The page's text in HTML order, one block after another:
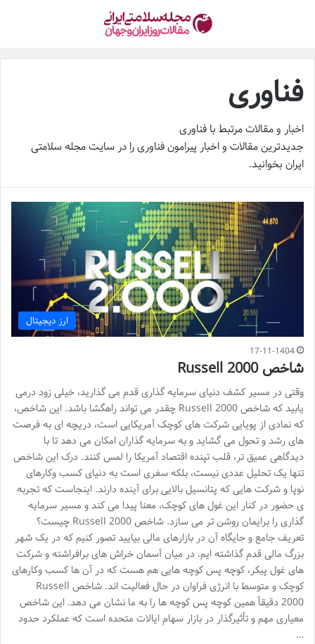
فناوری
اخبار و مقالات مرتبط با فناوری
جدیدترین مقالات و اخبار پیرامون فناوری را در سایت مجله سلامتی
ایران بخوانید.
ارز دیجیتال
17-11-1404
شاخص Russell 2000
وقتی در مسیر کشف دنیای سرمایه گذاری قدم می گذارید، خیلی زود درمی
یابید که شاخص Russell 2000 چقدر می تواند راهگشا باشد. این شاخص،
که نمادی از پویایی شرکت های کوچک آمریکایی است، دریچه ای به فرصت
های رشد و تحول می گشاید و به سرمایه گذاران امکان می دهد تا با
دیدگاهی عمیق تر، قلب تپنده اقتصاد آمریکا را لمس کنند. درک این شاخص
تنها یک تحلیل عددی نیست، بلکه سفری است به دنیای کسب وکارهای
نوپا و شرکت هایی که پتانسیل بالایی برای آینده دارند. اینجاست که تجربه
ی حضور در کنار این غول های کوچک، معنا پیدا می کند و مسیر سرمایه
گذاری را برایمان روشن تر می سازد. شاخص Russell 2000 چیست؟
تعریف جامع و جایگاه آن در بازارهای مالی بیایید تصور کنیم که در یک شهر
بزرگ مالی قدم گذاشته ایم. در میان آسمان خراش های برافراشته و شرکت
های غول پیکر، کوچه پس کوچه هایی هم هست که در آن ها کسب وکارهای
کوچک و متوسط با انرژی فراوان در حال فعالیت اند. شاخص Russell
2000 دقیقاً همین کوچه پس کوچه ها را به ما نشان می دهد. این شاخص
معیاری مهم و تأثیرگذار در بازار سهام ایالات متحده است که عملکرد حدود
…